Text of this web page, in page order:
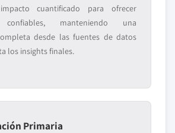
cuantificado para ofrecer
confiables, manteniendo una
desde las fuentes de datos
los insights finales.
Primaria